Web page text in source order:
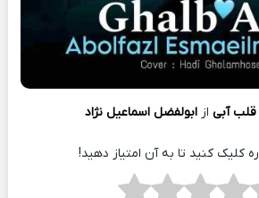
قلب آبی از ابولفضل اسماعیل نژاد
کلیک کنید تا به آن امتیاز دهید!